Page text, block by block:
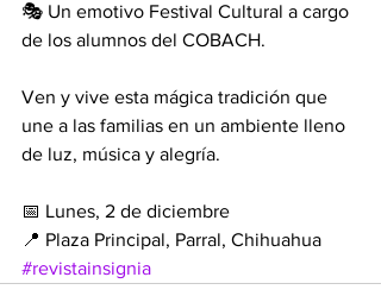
🎭 Un emotivo Festival Cultural a cargo
de los alumnos del COBACH.
Ven y vive esta mágica tradición que
une a las familias en un ambiente lleno
de luz, música y alegría.
📅 Lunes, 2 de diciembre
📍 Plaza Principal, Parral, Chihuahua
#revistainsignia